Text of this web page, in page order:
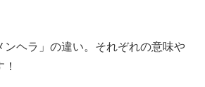
ンヘラ」の違い。それぞれの意味や